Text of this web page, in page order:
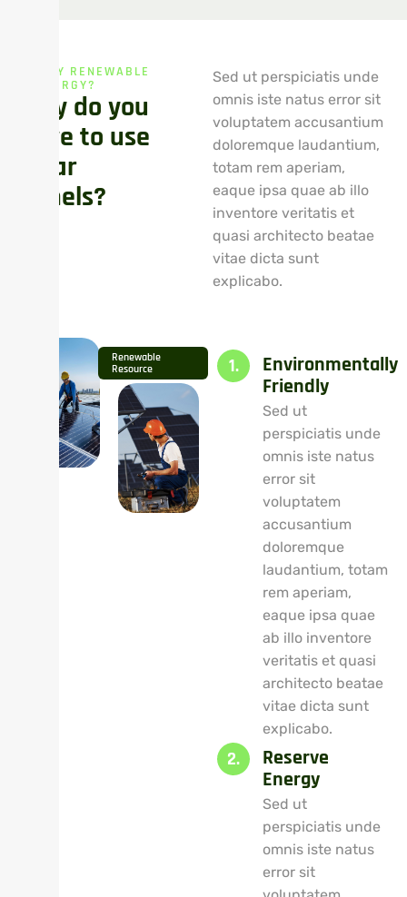
WHY RENEWABLE
ENERGY?
y do you
ve to use
ar
nels?
Sed ut perspiciatis unde
omnis iste natus error sit
voluptatem accusantium
doloremque laudantium,
totam rem aperiam,
eaque ipsa quae ab illo
inventore veritatis et
quasi architecto beatae
vitae dicta sunt
explicabo.
Renewable
Resource
1.
Environmentally
Friendly
Sed ut
perspiciatis unde
omnis iste natus
error sit
voluptatem
accusantium
doloremque
laudantium, totam
rem aperiam,
eaque ipsa quae
ab illo inventore
veritatis et quasi
architecto beatae
vitae dicta sunt
explicabo.
2.
Reserve
Energy
Sed ut
perspiciatis unde
omnis iste natus
error sit